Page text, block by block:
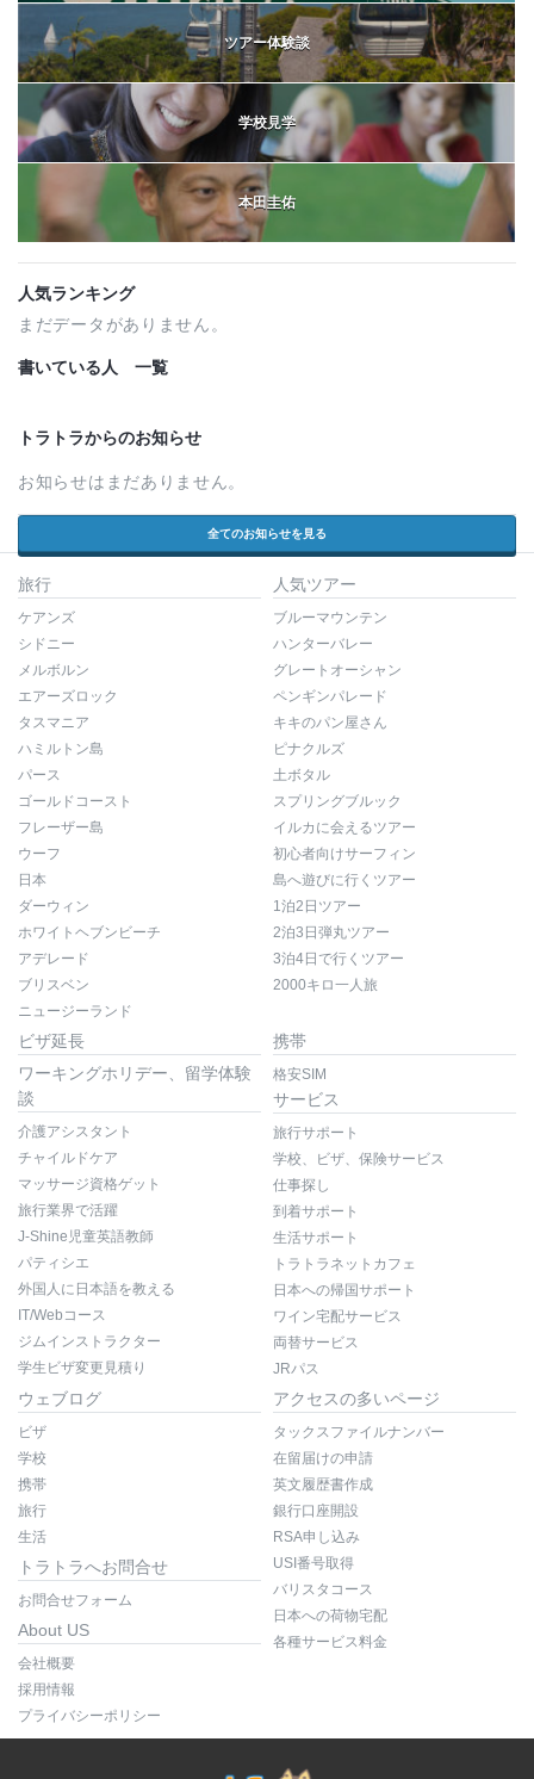
ツアー体験談
学校見学
本田圭佑
人気ランキング
まだデータがありません。
書いている人 一覧
トラトラからのお知らせ
お知らせはまだありません。
全てのお知らせを見る
旅行
ケアンズ
シドニー
メルボルン
エアーズロック
タスマニア
ハミルトン島
パース
ゴールドコースト
フレーザー島
ウーフ
日本
ダーウィン
ホワイトヘブンビーチ
アデレード
ブリスベン
ニュージーランド
人気ツアー
ブルーマウンテン
ハンターバレー
グレートオーシャン
ペンギンパレード
キキのパン屋さん
ピナクルズ
土ボタル
スプリングブルック
イルカに会えるツアー
初心者向けサーフィン
島へ遊びに行くツアー
1泊2日ツアー
2泊3日弾丸ツアー
3泊4日で行くツアー
2000キロ一人旅
ビザ延長
ワーキングホリデー、留学体験
談
介護アシスタント
チャイルドケア
マッサージ資格ゲット
旅行業界で活躍
J-Shine児童英語教師
パティシエ
外国人に日本語を教える
IT/Webコース
ジムインストラクター
学生ビザ変更見積り
携帯
格安SIM
サービス
旅行サポート
学校、ビザ、保険サービス
仕事探し
到着サポート
生活サポート
トラトラネットカフェ
日本への帰国サポート
ワイン宅配サービス
両替サービス
JRパス
ウェブログ
ビザ
学校
携帯
旅行
生活
トラトラへお問合せ
お問合せフォーム
About US
会社概要
採用情報
プライバシーポリシー
アクセスの多いページ
タックスファイルナンバー
在留届けの申請
英文履歴書作成
銀行口座開設
RSA申し込み
USI番号取得
バリスタコース
日本への荷物宅配
各種サービス料金